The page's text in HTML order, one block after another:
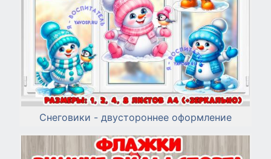
Снеговики - двустороннее оформление